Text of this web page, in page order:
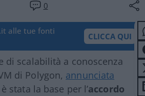
0
alle tue fonti
CLICCA QUI
di scalabilità a conoscenza
di Polygon, annunciata
è stata la base per l’accordo